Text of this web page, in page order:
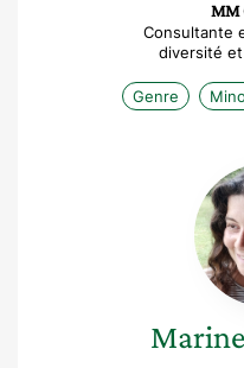
MM
Consultante
diversité
Genre
Marine